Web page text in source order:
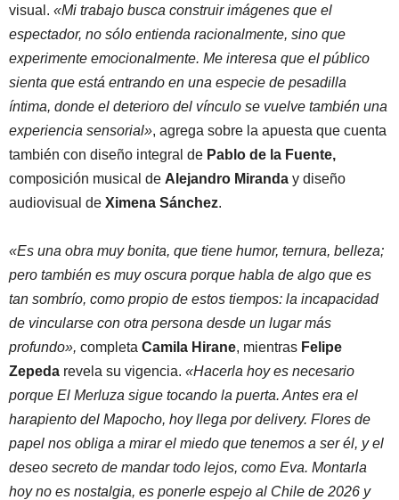
visual. «Mi trabajo busca construir imágenes que el
espectador, no sólo entienda racionalmente, sino que
experimente emocionalmente. Me interesa que el público
sienta que está entrando en una especie de pesadilla
íntima, donde el deterioro del vínculo se vuelve también una
experiencia sensorial», agrega sobre la apuesta que cuenta
también con diseño integral de Pablo de la Fuente,
composición musical de Alejandro Miranda y diseño
audiovisual de Ximena Sánchez.
«Es una obra muy bonita, que tiene humor, ternura, belleza;
pero también es muy oscura porque habla de algo que es
tan sombrío, como propio de estos tiempos: la incapacidad
de vincularse con otra persona desde un lugar más
profundo», completa Camila Hirane, mientras Felipe
Zepeda revela su vigencia. «Hacerla hoy es necesario
porque El Merluza sigue tocando la puerta. Antes era el
harapiento del Mapocho, hoy llega por delivery. Flores de
papel nos obliga a mirar el miedo que tenemos a ser él, y el
deseo secreto de mandar todo lejos, como Eva. Montarla
hoy no es nostalgia, es ponerle espejo al Chile de 2026 y